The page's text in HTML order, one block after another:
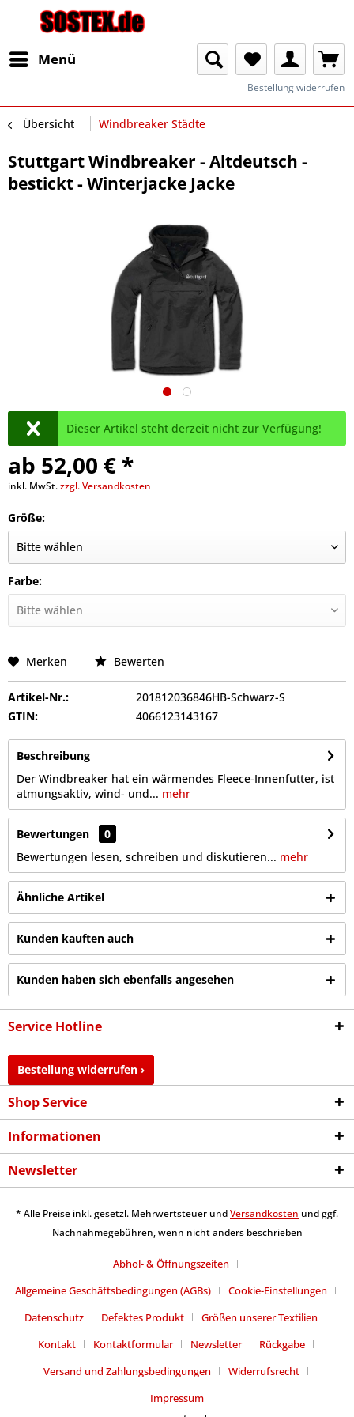
Menü
Bestellung widerrufen
Übersicht Windbreaker Städte
Stuttgart Windbreaker - Altdeutsch -
bestickt - Winterjacke Jacke
Dieser Artikel steht derzeit nicht zur Verfügung!
ab 52,00 € *
inkl. MwSt.zzgl. Versandkosten
Größe:
Farbe:
Merken Bewerten
Artikel-Nr.:
201812036846HB-Schwarz-S
GTIN:
4066123143167
Beschreibung
Der Windbreaker hat ein wärmendes Fleece-Innenfutter, ist
atmungsaktiv, wind- und... mehr
Bewertungen
0
Bewertungen lesen, schreiben und diskutieren... mehr
Ähnliche Artikel
Kunden kauften auch
Kunden haben sich ebenfalls angesehen
Service Hotline
Bestellung widerrufen ›
Shop Service
Informationen
Newsletter
* Alle Preise inkl. gesetzl. Mehrwertsteuer undVersandkosten und ggf.
Nachnahmegebühren, wenn nicht anders beschrieben
Abhol- & Öffnungszeiten
Allgemeine Geschäftsbedingungen (AGBs)
Cookie-Einstellungen
Datenschutz
Defektes Produkt
Größen unserer Textilien
Kontakt
Kontaktformular Newsletter
Rückgabe
Versand und Zahlungsbedingungen
Widerrufsrecht
Impressum